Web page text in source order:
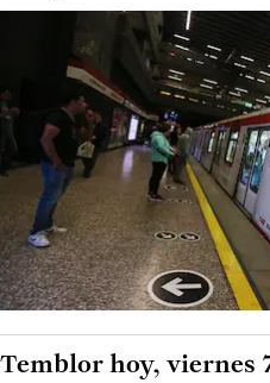
Temblor hoy, viernes